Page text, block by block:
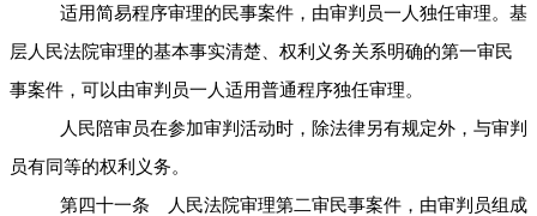
适用简易程序审理的民事案件，由审判员一人独任审理。基
层人民法院审理的基本事实清楚、权利义务关系明确的第一审民
事案件，可以由审判员一人适用普通程序独任审理。
人民陪审员在参加审判活动时，除法律另有规定外，与审判
员有同等的权利义务。
第四十一条 人民法院审理第二审民事案件，由审判员组成